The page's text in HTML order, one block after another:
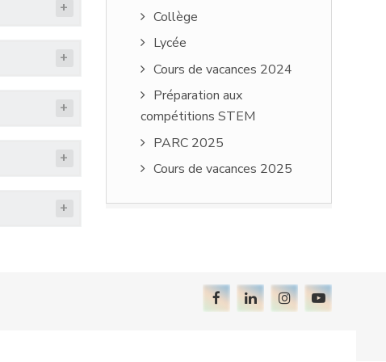
Collège
Lycée
Cours de vacances 2024
Préparation aux
compétitions STEM
PARC 2025
Cours de vacances 2025